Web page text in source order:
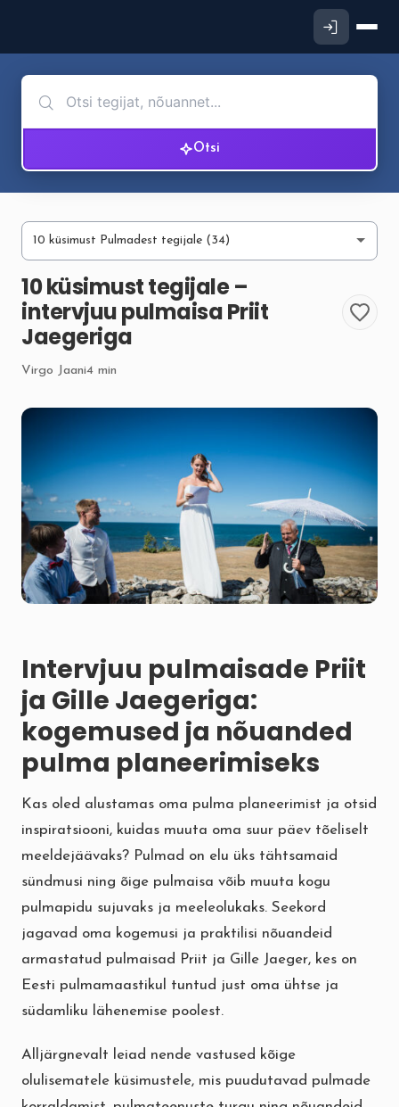
Otsi
10 küsimust tegijale –
intervjuu pulmaisa Priit
Jaegeriga
Virgo Jaani4 min
Intervjuu pulmaisade Priit
ja Gille Jaegeriga:
kogemused ja nõuanded
pulma planeerimiseks
Kas oled alustamas oma pulma planeerimist ja otsid
inspiratsiooni, kuidas muuta oma suur päev tõeliselt
meeldejäävaks? Pulmad on elu üks tähtsamaid
sündmusi ning õige pulmaisa võib muuta kogu
pulmapidu sujuvaks ja meeleolukaks. Seekord
jagavad oma kogemusi ja praktilisi nõuandeid
armastatud pulmaisad Priit ja Gille Jaeger, kes on
Eesti pulmamaastikul tuntud just oma ühtse ja
südamliku lähenemise poolest.
Alljärgnevalt leiad nende vastused kõige
olulisematele küsimustele, mis puudutavad pulmade